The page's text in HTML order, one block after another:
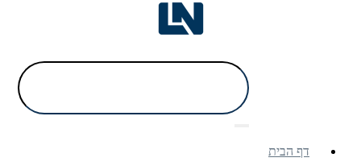
דף הבית